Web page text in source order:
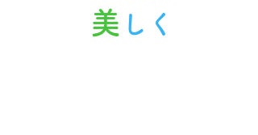
美 しく